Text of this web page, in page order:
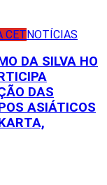
CETNOTÍCIAS
DA SILVA HO
DAS
ASIÁTICOS